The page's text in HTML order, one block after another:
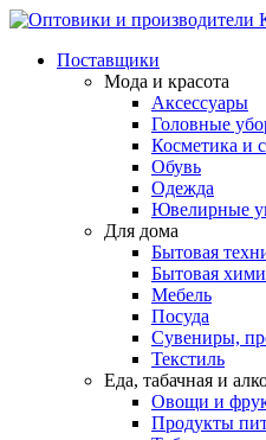
Поставщики
Мода и красота
Аксессуары
Головные
Косметика и
Обувь
Одежда
Ювелирные
Для дома
Бытовая
Бытовая
Мебель
Посуда
Сувениры,
Текстиль
Еда, табачная и
Овощи и
Продукты